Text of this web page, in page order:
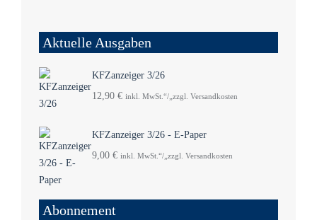
Aktuelle Ausgaben
KFZanzeiger 3/26
12,90 € inkl. MwSt.“/„zzgl. Versandkosten
KFZanzeiger 3/26 - E-Paper
9,00 € inkl. MwSt.“/„zzgl. Versandkosten
Abonnement